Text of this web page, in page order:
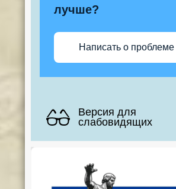
лучше?
Написать о проблеме
Версия для
слабовидящих